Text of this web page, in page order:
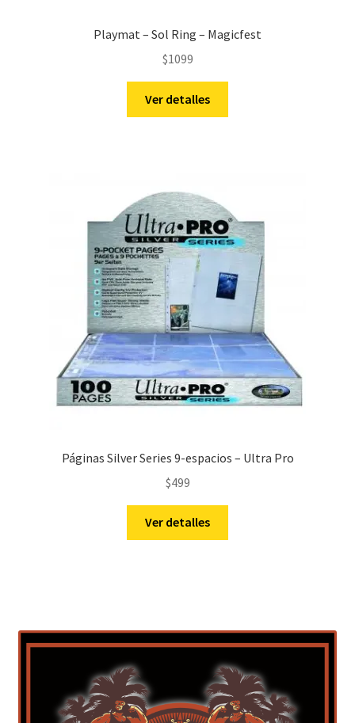
Playmat – Sol Ring – Magicfest
$1099
Ver detalles
Páginas Silver Series 9-espacios – Ultra Pro
$499
Ver detalles